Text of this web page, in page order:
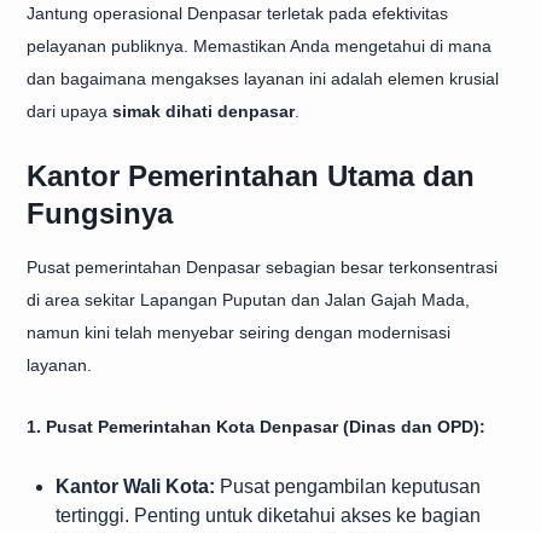
Jantung operasional Denpasar terletak pada efektivitas
pelayanan publiknya. Memastikan Anda mengetahui di mana
dan bagaimana mengakses layanan ini adalah elemen krusial
dari upaya simak dihati denpasar.
Kantor Pemerintahan Utama dan
Fungsinya
Pusat pemerintahan Denpasar sebagian besar terkonsentrasi
di area sekitar Lapangan Puputan dan Jalan Gajah Mada,
namun kini telah menyebar seiring dengan modernisasi
layanan.
1. Pusat Pemerintahan Kota Denpasar (Dinas dan OPD):
Kantor Wali Kota: Pusat pengambilan keputusan
tertinggi. Penting untuk diketahui akses ke bagian